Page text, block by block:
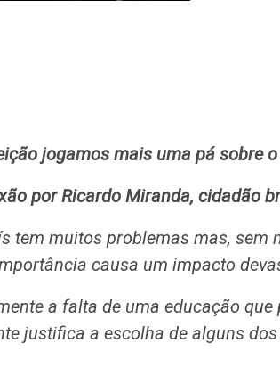
jogamos mais uma pá sobre
por Ricardo Miranda, cidadão
tem muitos problemas mas, sem
causa um impacto
a falta de uma educação
justifica a escolha de alguns